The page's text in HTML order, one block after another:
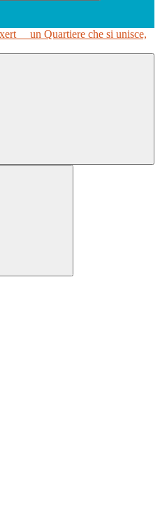
un Quartiere che si unisce,